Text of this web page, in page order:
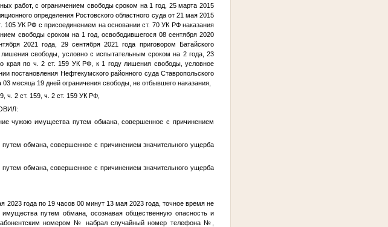
работ, с ограничением свободы сроком на 1 год, 25 марта 2015
определения Ростовского областного суда от 21 мая 2015
105 УК РФ с присоединением на основании ст. 70 УК РФ наказания
свободы сроком на 1 год, освободившегося 08 сентября 2020
2021 года, 29 сентября 2021 года приговором Батайского
свободы, условно с испытательным сроком на 2 года, 23
края по ч. 2 ст. 159 УК РФ, к 1 году лишения свободы, условное
постановления Нефтекумского районного суда Ставропольского
месяца 19 дней ограничения свободы, не отбывшего наказания,
ч. 2 ст. 159, ч. 2 ст. 159 УК РФ,
чужою имущества путем обмана, совершенное с причинением
обмана, совершенное с причинением значительного ущерба
обмана, совершенное с причинением значительного ущерба
2023 года по 19 часов 00 минут 13 мая 2023 года, точное время не
путем обмана, осознавая общественную опасность и
номером № набрал случайный номер телефона №